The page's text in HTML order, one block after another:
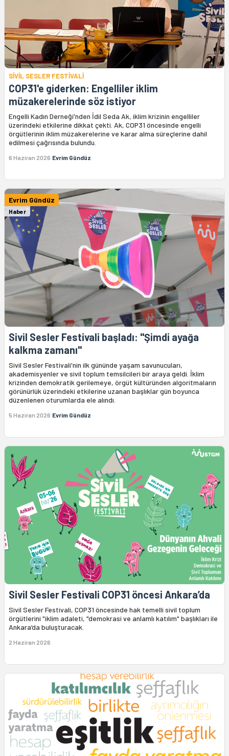
SİVİL SESLER FESTİVALİ
COP31'e giderken: Engelliler iklim
müzakerelerinde söz istiyor
Engelli Kadın Derneği'nden İdil Seda Ak, iklim krizinin engelliler
üzerindeki etkilerine dikkat çekti. Ak, COP31 öncesinde engelli
örgütlerinin iklim müzakerelerine ve karar alma süreçlerine dahil
edilmesi çağrısında bulundu.
6 Haziran 2026 Evrim Gündüz
Evrim Gündüz
Haber
Sivil Sesler Festivali başladı: "Şimdi ayağa
kalkma zamanı"
Sivil Sesler Festivali'nin ilk gününde yaşam savunucuları,
akademisyenler ve sivil toplum temsilcileri bir araya geldi. İklim
krizinden demokratik gerilemeye, örgüt kültüründen algoritmaların
görünürlük üzerindeki etkilerine uzanan başlıklar gün boyunca
düzenlenen oturumlarda ele alındı.
5 Haziran 2026 Evrim Gündüz
Sivil Sesler Festivali COP31 öncesi Ankara’da
Sivil Sesler Festivali, COP31 öncesinde hak temelli sivil toplum
örgütlerini "iklim adaleti, "demokrasi ve anlamlı katılım" başlıkları ile
Ankara’da buluşturacak.
2 Haziran 2026